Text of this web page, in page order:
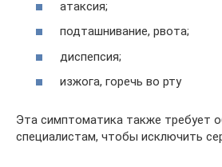
атаксия;
подташнивание, рвота;
диспепсия;
изжога, горечь во рту
Эта симптоматика также требует
специалистам, чтобы исключить